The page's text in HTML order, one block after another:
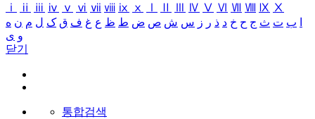
ⅰ
ⅱ ⅲ ⅳ ⅴ ⅵ ⅶ ⅷ ⅸ ⅹ Ⅳ Ⅴ Ⅵ Ⅶ Ⅷ Ⅸ Ⅹ
ب ت ث ج ح خ د ذ ر ز س ش ص ض ط ظ ع غ ف ق ک ل م ن ه
و ی
닫기
통합검색